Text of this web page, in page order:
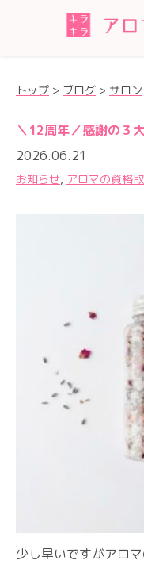
トップ > ブログ > サロン
＼12周年／感謝の３
2026.06.21
お知らせ, アロマの資格
少し早いですがアロ